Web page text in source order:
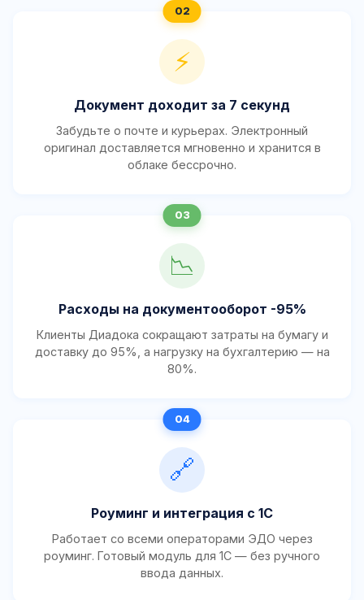
⚡
Документ доходит за 7 секунд
Забудьте о почте и курьерах. Электронный
оригинал доставляется мгновенно и хранится в
облаке бессрочно.
📉
Расходы на документооборот -95%
Клиенты Диадока сокращают затраты на бумагу и
доставку до 95%, а нагрузку на бухгалтерию — на
80%.
🔗
Роуминг и интеграция с 1С
Работает со всеми операторами ЭДО через
роуминг. Готовый модуль для 1С — без ручного
ввода данных.